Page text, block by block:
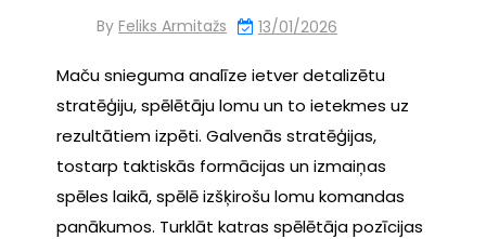
By Feliks Armitažs 13/01/2026
Maču snieguma analīze ietver detalizētu
stratēģiju, spēlētāju lomu un to ietekmes uz
rezultātiem izpēti. Galvenās stratēģijas,
tostarp taktiskās formācijas un izmaiņas
spēles laikā, spēlē izšķirošu lomu komandas
panākumos. Turklāt katras spēlētāja pozīcijas